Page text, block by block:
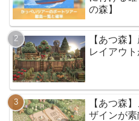
の森】
【あつ森
レイアウ
【あつ森
ザインが素